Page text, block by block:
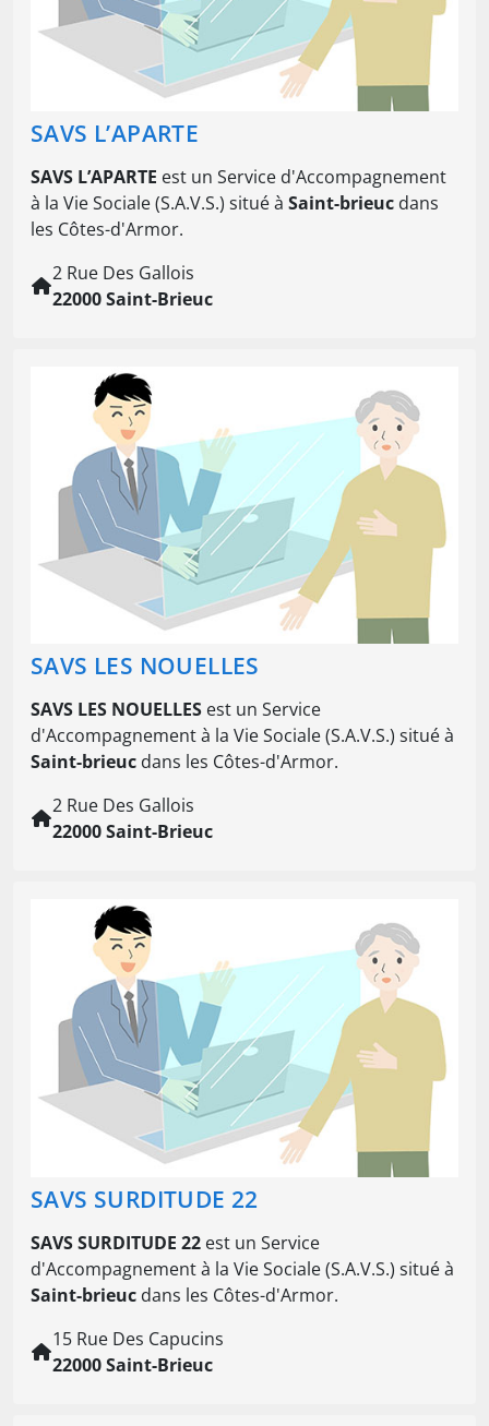
SAVS L’APARTE
SAVS L’APARTE est un Service d'Accompagnement
à la Vie Sociale (S.A.V.S.) situé à Saint-brieuc dans
les Côtes-d'Armor.
2 Rue Des Gallois
22000 Saint-Brieuc
SAVS LES NOUELLES
SAVS LES NOUELLES est un Service
d'Accompagnement à la Vie Sociale (S.A.V.S.) situé à
Saint-brieuc dans les Côtes-d'Armor.
2 Rue Des Gallois
22000 Saint-Brieuc
SAVS SURDITUDE 22
SAVS SURDITUDE 22 est un Service
d'Accompagnement à la Vie Sociale (S.A.V.S.) situé à
Saint-brieuc dans les Côtes-d'Armor.
15 Rue Des Capucins
22000 Saint-Brieuc